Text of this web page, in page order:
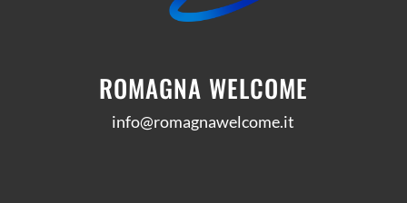
ROMAGNA WELCOME
info@romagnawelcome.it